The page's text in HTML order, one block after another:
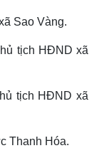
Sao Vàng.
tịch HĐND xã
tịch HĐND xã
Thanh Hóa.